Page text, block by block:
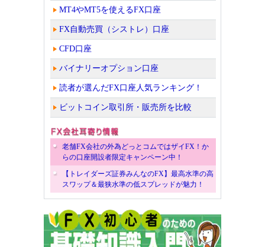
MT4やMT5を使えるFX口座
FX自動売買（シストレ）口座
CFD口座
バイナリーオプション口座
読者が選んだFX口座人気ランキング！
ビットコイン取引所・販売所を比較
老舗FX会社の外為どっとコムではザイFX！か
らの口座開設者限定キャンペーン中！
【トレイダーズ証券みんなのFX】最高水準の高
スワップ＆最狭水準の低スプレッドが魅力！